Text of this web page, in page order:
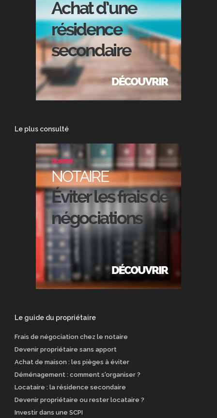
Le plus consulté
Le guide du propriétaire
Frais de négociation chez le notaire
Devenir propriétaire sans apport
Achat de maison : les pièges à éviter
Déménagement : comment s'organiser ?
Locataire : la résidence secondaire
Devenir propriétaire ou rester locataire ?
Investir dans une SCPI